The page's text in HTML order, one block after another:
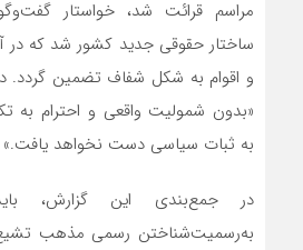
مراسم قرائت شد، خواستار
ساختار حقوقی جدید کشور شد که
و اقوام به شکل شفاف تضمین گردد.
«بدون شمولیت واقعی و احترام به
به ثبات سیاسی دست نخواهد یافت.»
در جمع‌بندی این گزارش،
به‌رسمیت‌شناختن رسمی مذهب